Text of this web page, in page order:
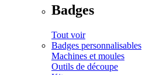
Badges
Tout voir
Badges personnalisables
Machines et moules
Outils de découpe